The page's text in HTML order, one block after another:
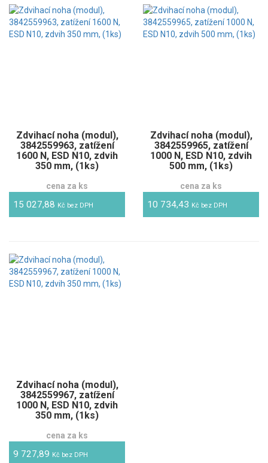
Zdvihací noha (modul),
3842559963, zatížení
1600 N, ESD N10, zdvih
350 mm, (1ks)
cena za ks
15 027,88 Kč bez DPH
Zdvihací noha (modul),
3842559965, zatížení
1000 N, ESD N10, zdvih
500 mm, (1ks)
cena za ks
10 734,43 Kč bez DPH
Zdvihací noha (modul),
3842559967, zatížení
1000 N, ESD N10, zdvih
350 mm, (1ks)
cena za ks
9 727,89 Kč bez DPH